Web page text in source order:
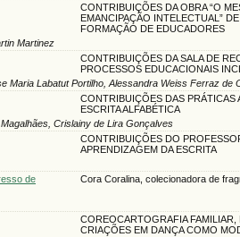
CONTRIBUIÇÕES DA OBRA “O
EMANCIPAÇÃO INTELECTUAL”
FORMAÇÃO DE EDUCADORES
Martinez
CONTRIBUIÇÕES DA SALA DE
PROCESSOS EDUCACIONAIS
Maria Labatut Portilho, Alessandra Weiss Ferraz de
CONTRIBUIÇÕES DAS PRÁTICAS
ESCRITA ALFABÉTICA
Crislainy de Lira Gonçalves
CONTRIBUIÇÕES DO
APRENDIZAGEM DA ESCRITA
de
Cora Coralina, colecionadora de
COREOCARTOGRAFIA
CRIAÇÕES EM DANÇA COMO